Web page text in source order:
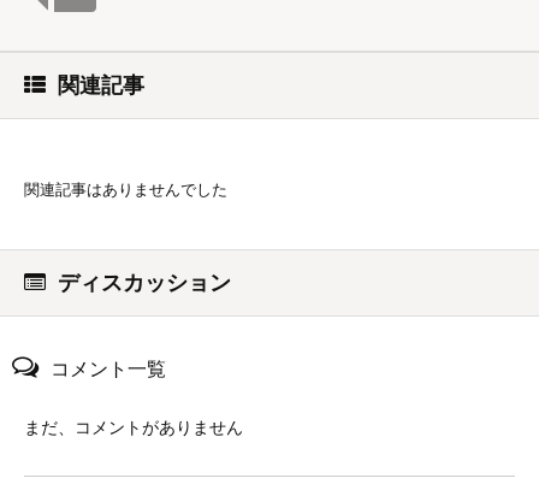
関連記事
関連記事はありませんでした
ディスカッション
コメント一覧
まだ、コメントがありません